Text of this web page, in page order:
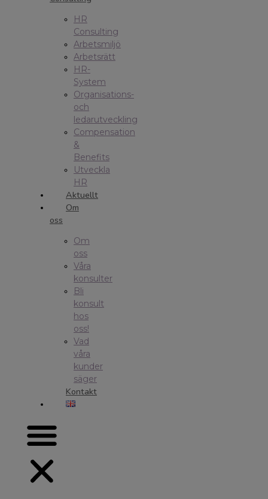
HR
Consulting
Arbetsmiljö
Arbetsrätt
HR-
System
Organisations-
och
ledarutveckling
Compensation
&
Benefits
Utveckla
HR
Aktuellt
Om
oss
Om
oss
Våra
konsulter
Bli
konsult
hos
oss!
Vad
våra
kunder
säger
Kontakt